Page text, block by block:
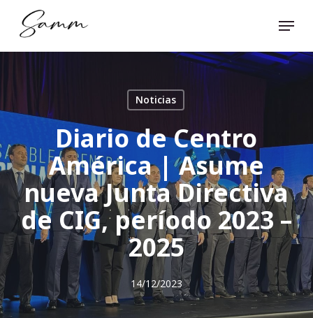
Menu
Noticias
Diario de Centro
América | Asume
nueva Junta Directiva
de CIG, período 2023 –
2025
14/12/2023
Menu